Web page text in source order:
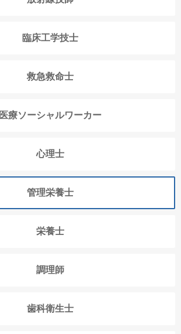
臨床工学技士
救急救命士
医療ソーシャルワーカー
心理士
管理栄養士
栄養士
調理師
歯科衛生士